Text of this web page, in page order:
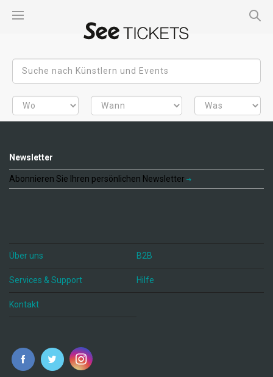
Newsletter
Abonnieren Sie Ihren persönlichen Newsletter
Über uns B2B
Services & Support Hilfe
Kontakt